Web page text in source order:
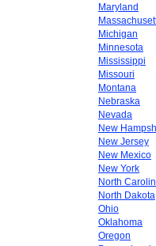
Maryland
Michigan
Minnesota
Mississippi
Missouri
Montana
Nebraska
Nevada
New
New Jersey
New Mexico
New York
North
North Dakota
Ohio
Oklahoma
Oregon